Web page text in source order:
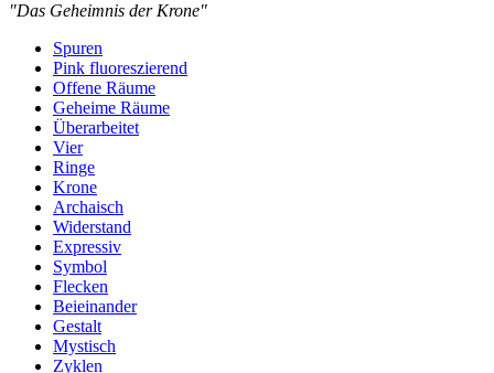
"Das Geheimnis der Krone"
Spuren
Pink fluoreszierend
Offene Räume
Geheime Räume
Überarbeitet
Vier
Ringe
Krone
Archaisch
Widerstand
Expressiv
Symbol
Flecken
Beieinander
Gestalt
Mystisch
Zyklen